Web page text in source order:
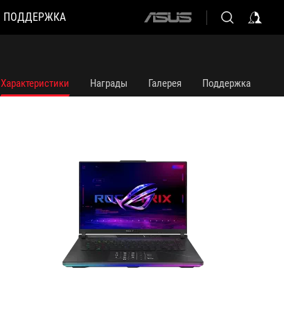
ПОДДЕРЖКА
ASUS
Характеристики Награды Галерея Поддержка
G634JY-NM042X